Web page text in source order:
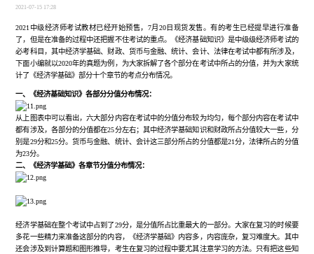
2021-07-15 17:28
2021 中级经济师考试教材已经开始预售， 7月 20日现货发售。有的考生已经提早进行准备
了，但是在准备的过程中还把握不住考试的重点。《经济基础知识》是中级级经济师考试的
必考科目，其中经济学基础、财政、货币与金融、统计、会计、法律在考试中都有所涉及，
下面小编就以2020年的真题为例，为大家拆解了各个部分在考试中所占的分值，并为大家统
计了《经济学基础》部分十个章节的考点分布情况。
一、 《经济基础知识》各部分分值分布情况：
从上图表中可以看出，六大部分内容在考试中的分值分布较为均匀，每个部分内容在考试中
都有涉及，各部分的分值都在25分左右；其中经济学基础知识和财政所占分值较大一些，分
别是29分和25分。货币与金融、统计、会计这三部分所占的分值都是21分，法律所占的分值
为23分。
二、《经济学基础》各章节分值分布情况：
经济学基础在整个考试中占到了29分，是分值所占比重最大的一部分。大家在复习的时候要
多花一些精力来准备这部分的内容，《经济学基础》内容多，内容庞杂，复习难度大。其中
还会涉及到计算题和图形推导，考生在复习的过程中要尤其注意学习的方法。只有把这些知